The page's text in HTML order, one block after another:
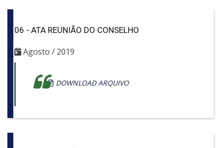
06 - ATA REUNIÃO DO CONSELHO
Agosto / 2019
DOWNLOAD ARQUIVO